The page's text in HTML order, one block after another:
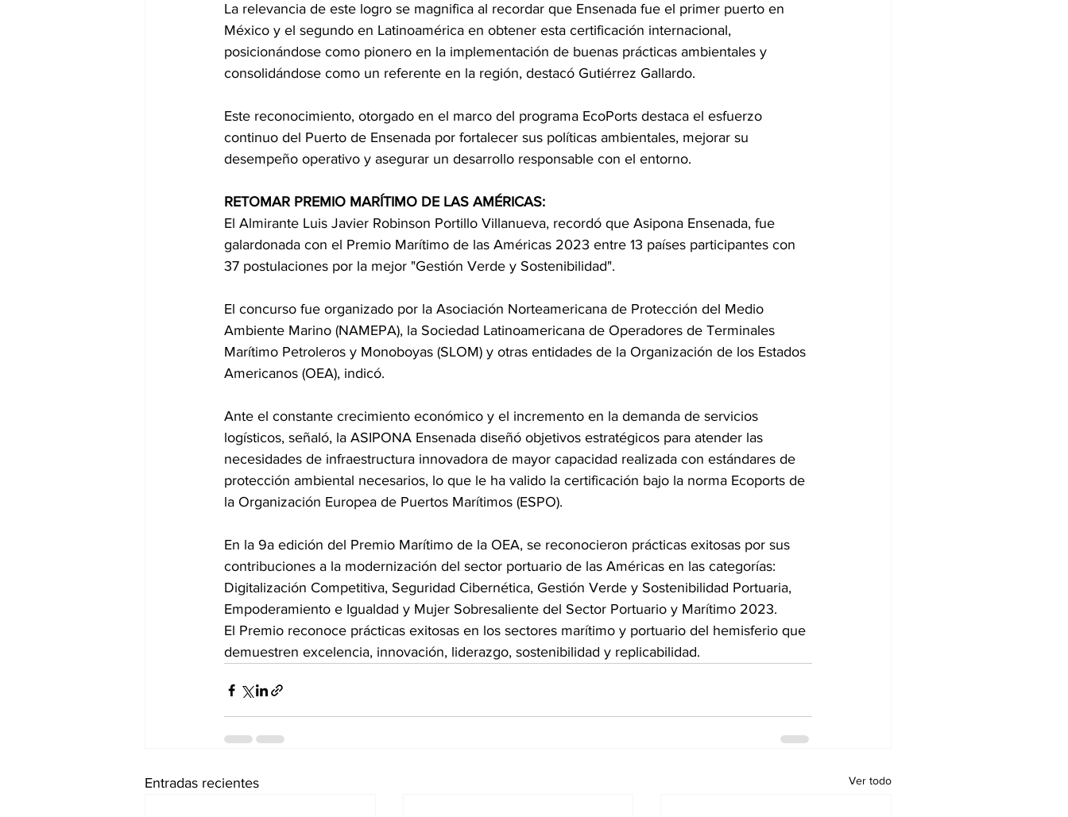
La relevancia de este logro se magnifica al recordar que Ensenada fue el primer puerto en
México y el segundo en Latinoamérica en obtener esta certificación internacional,
posicionándose como pionero en la implementación de buenas prácticas ambientales y
consolidándose como un referente en la región, destacó Gutiérrez Gallardo.
Este reconocimiento, otorgado en el marco del programa EcoPorts destaca el esfuerzo
continuo del Puerto de Ensenada por fortalecer sus políticas ambientales, mejorar su
desempeño operativo y asegurar un desarrollo responsable con el entorno.
RETOMAR PREMIO MARÍTIMO DE LAS AMÉRICAS:
El Almirante Luis Javier Robinson Portillo Villanueva, recordó que Asipona Ensenada, fue
galardonada con el Premio Marítimo de las Américas 2023 entre 13 países participantes con
37 postulaciones por la mejor "Gestión Verde y Sostenibilidad".
El concurso fue organizado por la Asociación Norteamericana de Protección del Medio
Ambiente Marino (NAMEPA), la Sociedad Latinoamericana de Operadores de Terminales
Marítimo Petroleros y Monoboyas (SLOM) y otras entidades de la Organización de los Estados
Americanos (OEA), indicó.
Ante el constante crecimiento económico y el incremento en la demanda de servicios
logísticos, señaló, la ASIPONA Ensenada diseñó objetivos estratégicos para atender las
necesidades de infraestructura innovadora de mayor capacidad realizada con estándares de
protección ambiental necesarios, lo que le ha valido la certificación bajo la norma Ecoports de
la Organización Europea de Puertos Marítimos (ESPO).
En la 9a edición del Premio Marítimo de la OEA, se reconocieron prácticas exitosas por sus
contribuciones a la modernización del sector portuario de las Américas en las categorías:
Digitalización Competitiva, Seguridad Cibernética, Gestión Verde y Sostenibilidad Portuaria,
Empoderamiento e Igualdad y Mujer Sobresaliente del Sector Portuario y Marítimo 2023.
El Premio reconoce prácticas exitosas en los sectores marítimo y portuario del hemisferio que
demuestren excelencia, innovación, liderazgo, sostenibilidad y replicabilidad.
Entradas recientes Ver todo